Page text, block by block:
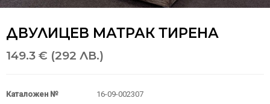
ДВУЛИЦЕВ МАТРАК ТИРЕНА
149.3 € (292 ЛВ.)
Каталожен № 16-09-002307